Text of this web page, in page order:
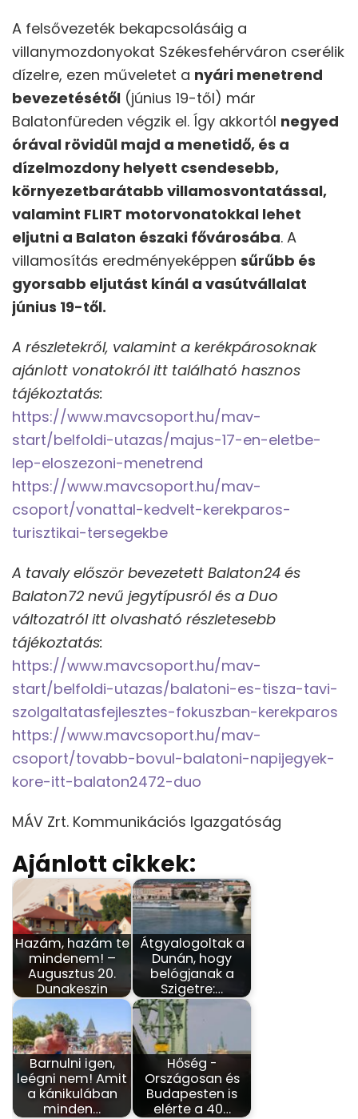
A felsővezeték bekapcsolásáig a
villanymozdonyokat Székesfehérváron cserélik
dízelre, ezen műveletet a nyári menetrend
bevezetésétől (június 19-től) már
Balatonfüreden végzik el. Így akkortól negyed
órával rövidül majd a menetidő, és a
dízelmozdony helyett csendesebb,
környezetbarátabb villamosvontatással,
valamint FLIRT motorvonatokkal lehet
eljutni a Balaton északi fővárosába. A
villamosítás eredményeképpen sűrűbb és
gyorsabb eljutást kínál a vasútvállalat
június 19-től.
A részletekről, valamint a kerékpárosoknak
ajánlott vonatokról itt található hasznos
tájékoztatás:
https://www.mavcsoport.hu/mav-
start/belfoldi-utazas/majus-17-en-eletbe-
lep-eloszezoni-menetrend
https://www.mavcsoport.hu/mav-
csoport/vonattal-kedvelt-kerekparos-
turisztikai-tersegekbe
A tavaly először bevezetett Balaton24 és
Balaton72 nevű jegytípusról és a Duo
változatról itt olvasható részletesebb
tájékoztatás:
https://www.mavcsoport.hu/mav-
start/belfoldi-utazas/balatoni-es-tisza-tavi-
szolgaltatasfejlesztes-fokuszban-kerekparos
https://www.mavcsoport.hu/mav-
csoport/tovabb-bovul-balatoni-napijegyek-
kore-itt-balaton2472-duo
MÁV Zrt. Kommunikációs Igazgatóság
Ajánlott cikkek:
Hazám, hazám te
mindenem! –
Augusztus 20.
Dunakeszin
Átgyalogoltak a
Dunán, hogy
belógjanak a
Szigetre:…
Barnulni igen,
leégni nem! Amit
a kánikulában
minden…
Hőség -
Országosan és
Budapesten is
elérte a 40…